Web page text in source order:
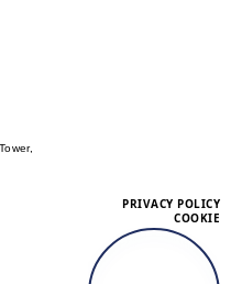
PRIVACY POLICY
COOKIE